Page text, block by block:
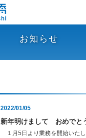
お知らせ
2022/01/05
新年明けまして おめでと
１月5日より業務を開始いた